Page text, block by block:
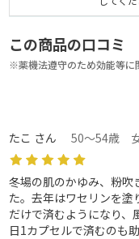
この商品の口コミ
※薬機法遵守のため効能等に
たこ さん 50～54歳
冬場の肌のかゆみ、粉吹
た。去年はワセリンを塗
だけで済むようになり、
日1カプセルで済むのも助